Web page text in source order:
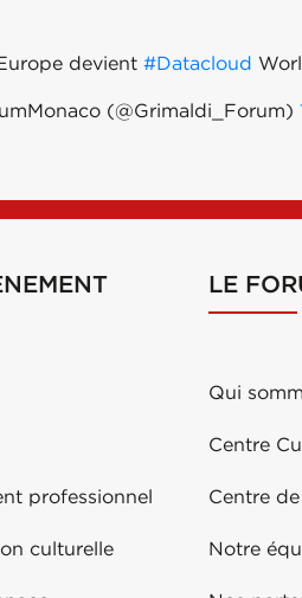
devient #Datacloud
(@Grimaldi_Forum)
professionnel
culturelle
LE
Qui
Centre
Centre
Notre